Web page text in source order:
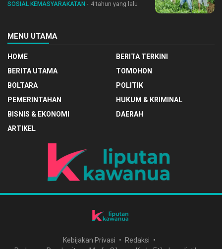
SOSIAL KEMASYARAKATAN 4 tahun yang lalu
MENU UTAMA
HOME
BERITA TERKINI
BERITA UTAMA
TOMOHON
BOLTARA
POLITIK
PEMERINTAHAN
HUKUM & KRIMINAL
BISNIS & EKONOMI
DAERAH
ARTIKEL
Kebijakan Privasi
Redaksi